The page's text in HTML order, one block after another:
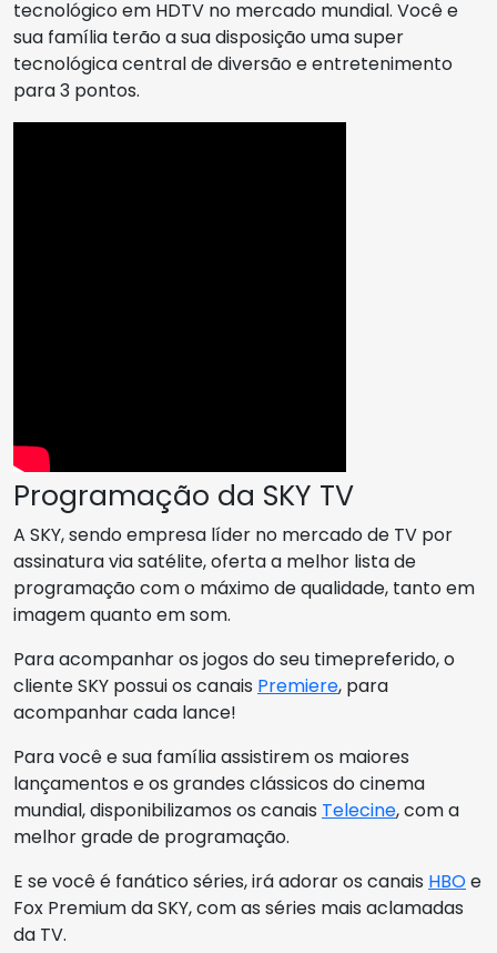
tecnológico em HDTV no mercado mundial. Você e
sua família terão a sua disposição uma super
tecnológica central de diversão e entretenimento
para 3 pontos.
Programação da SKY TV
A SKY, sendo empresa líder no mercado de TV por
assinatura via satélite, oferta a melhor lista de
programação com o máximo de qualidade, tanto em
imagem quanto em som.
Para acompanhar os jogos do seu timepreferido, o
cliente SKY possui os canais Premiere, para
acompanhar cada lance!
Para você e sua família assistirem os maiores
lançamentos e os grandes clássicos do cinema
mundial, disponibilizamos os canais Telecine, com a
melhor grade de programação.
E se você é fanático séries, irá adorar os canais HBOe
Fox Premium da SKY, com as séries mais aclamadas
da TV.